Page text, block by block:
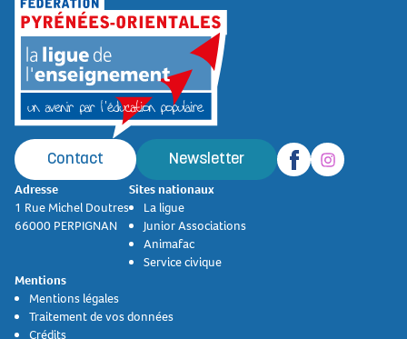
Contact Newsletter
Adresse
1 Rue Michel Doutres
66000 PERPIGNAN
Sites nationaux
La ligue
Junior Associations
Animafac
Service civique
Mentions
Mentions légales
Traitement de vos données
Crédits